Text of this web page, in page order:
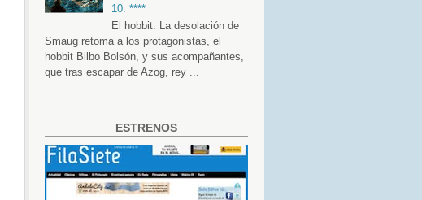
10. ****
El hobbit: La desolación de
Smaug retoma a los protagonistas, el
hobbit Bilbo Bolsón, y sus acompañantes,
que tras escapar de Azog, rey ...
ESTRENOS